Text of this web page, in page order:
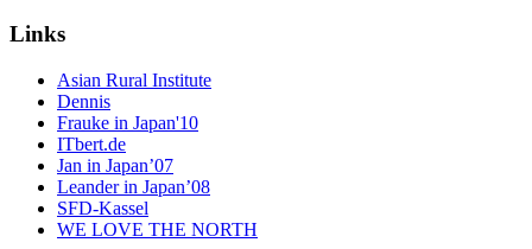
Links
Asian Rural Institute
Dennis
Frauke in Japan'10
ITbert.de
Jan in Japan’07
Leander in Japan’08
SFD-Kassel
WE LOVE THE NORTH